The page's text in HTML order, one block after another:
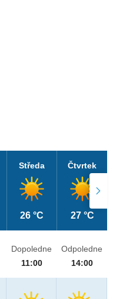
Středa
26 °C
Čtvrtek
27 °C
Dopoledne
11:00
Odpoledne
14:00